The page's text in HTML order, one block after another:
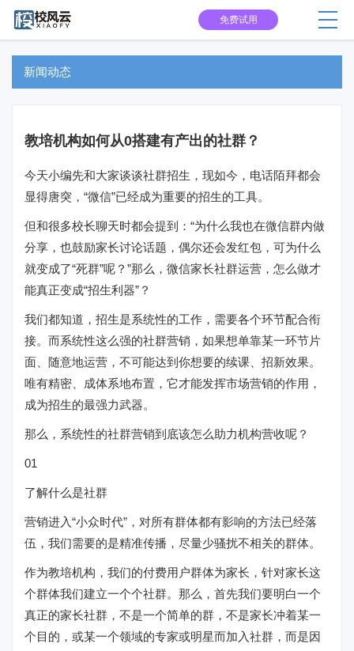
免费试用
新闻动态
教培机构如何从0搭建有产出的社群？
今天小编先和大家谈谈社群招生，现如今，电话陌拜都会
显得唐突，“微信”已经成为重要的招生的工具。
但和很多校长聊天时都会提到：“为什么我也在微信群内做
分享，也鼓励家长讨论话题，偶尔还会发红包，可为什么
就变成了“死群”呢？”那么，微信家长社群运营，怎么做才
能真正变成“招生利器”？
我们都知道，招生是系统性的工作，需要各个环节配合衔
接。而系统性这么强的社群营销，如果想单靠某一环节片
面、随意地运营，不可能达到你想要的续课、招新效果。
唯有精密、成体系地布置，它才能发挥市场营销的作用，
成为招生的最强力武器。
那么，系统性的社群营销到底该怎么助力机构营收呢？
01
了解什么是社群
营销进入“小众时代”，对所有群体都有影响的方法已经落
伍，我们需要的是精准传播，尽量少骚扰不相关的群体。
作为教培机构，我们的付费用户群体为家长，针对家长这
个群体我们建立一个个社群。那么，首先我们要明白一个
真正的家长社群，不是一个简单的群，不是家长冲着某一
个目的，或某一个领域的专家或明星而加入社群，而是因